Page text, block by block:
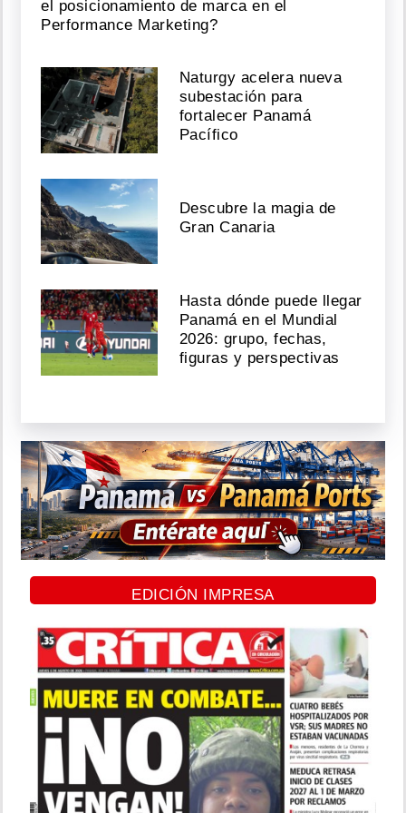
el posicionamiento de marca en el
Performance Marketing?
Naturgy acelera nueva
subestación para
fortalecer Panamá
Pacífico
Descubre la magia de
Gran Canaria
Hasta dónde puede llegar
Panamá en el Mundial
2026: grupo, fechas,
figuras y perspectivas
EDICIÓN IMPRESA